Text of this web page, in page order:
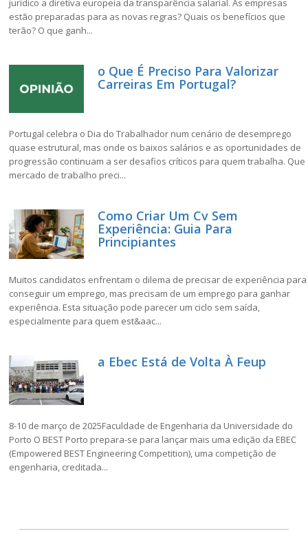
jurídico a diretiva europeia da transparência salarial. As empresas
estão preparadas para as novas regras? Quais os benefícios que
terão? O que ganh...
o Que É Preciso Para Valorizar
Carreiras Em Portugal?
Portugal celebra o Dia do Trabalhador num cenário de desemprego
quase estrutural, mas onde os baixos salários e as oportunidades de
progressão continuam a ser desafios críticos para quem trabalha. Que
mercado de trabalho preci...
Como Criar Um Cv Sem
Experiência: Guia Para
Principiantes
Muitos candidatos enfrentam o dilema de precisar de experiência para
conseguir um emprego, mas precisam de um emprego para ganhar
experiência. Esta situação pode parecer um ciclo sem saída,
especialmente para quem est&aac...
a Ebec Está de Volta À Feup
8-10 de março de 2025Faculdade de Engenharia da Universidade do
Porto O BEST Porto prepara-se para lançar mais uma edição da EBEC
(Empowered BEST Engineering Competition), uma competição de
engenharia, creditada...